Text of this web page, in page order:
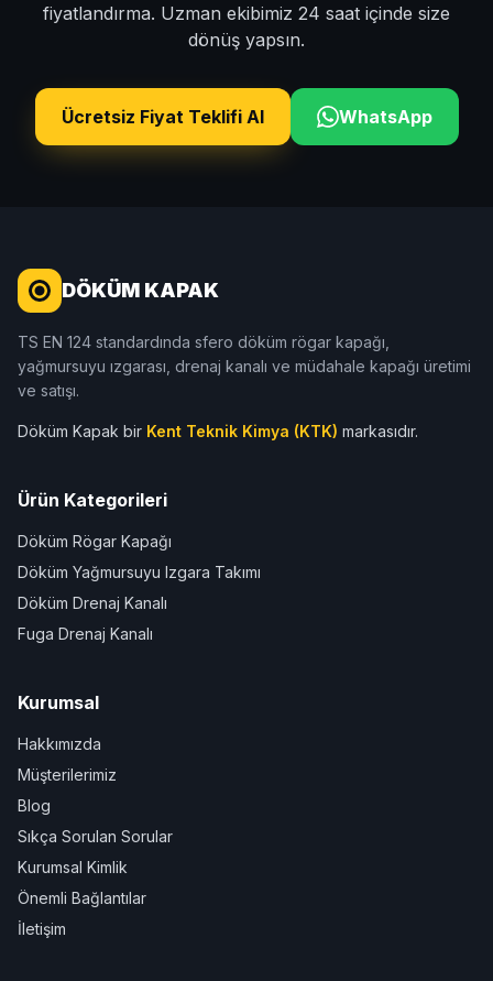
fiyatlandırma. Uzman ekibimiz 24 saat içinde size
dönüş yapsın.
Ücretsiz Fiyat Teklifi Al WhatsApp
DÖKÜM KAPAK
TS EN 124 standardında sfero döküm rögar kapağı,
yağmursuyu ızgarası, drenaj kanalı ve müdahale kapağı üretimi
ve satışı.
Döküm Kapak bir Kent Teknik Kimya (KTK) markasıdır.
Ürün Kategorileri
Döküm Rögar Kapağı
Döküm Yağmursuyu Izgara Takımı
Döküm Drenaj Kanalı
Fuga Drenaj Kanalı
Kurumsal
Hakkımızda
Müşterilerimiz
Blog
Sıkça Sorulan Sorular
Kurumsal Kimlik
Önemli Bağlantılar
İletişim